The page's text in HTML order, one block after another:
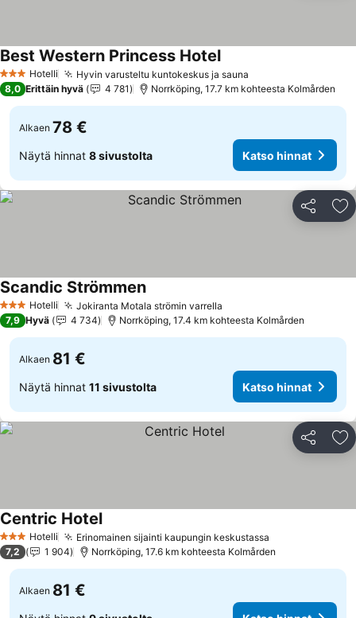
3 Tähtiluokitus
Hotelli Hyvin varusteltu kuntokeskus ja sauna
Best Western Princess Hotel
8,0 Erittäin hyvä 4 781 Norrköping, 17.7 km kohteesta Kolmården
Alkaen 78 €
Näytä hinnat 8 sivustolta Katso hinnat
Jaa
3 Tähtiluokitus
Hotelli Jokiranta Motala strömin varrella
Scandic Strömmen
7,9 Hyvä 4 734 Norrköping, 17.4 km kohteesta Kolmården
Alkaen 81 €
Näytä hinnat 11 sivustolta Katso hinnat
Jaa
3 Tähtiluokitus
Hotelli Erinomainen sijainti kaupungin keskustassa
Centric Hotel
7,2 1 904 Norrköping, 17.6 km kohteesta Kolmården
Alkaen 81 €